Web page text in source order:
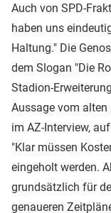
Auch von SPD-
haben uns
Haltung." Die
dem Slogan "Die
Stadion-
Aussage vom alten
im AZ-Interview,
"Klar müssen
eingeholt werden.
grundsätzlich für
genaueren